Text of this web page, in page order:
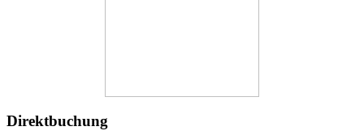
Direktbuchung